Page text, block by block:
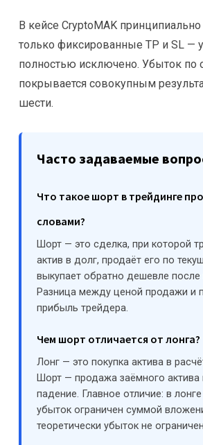
В кейсе CryptoMAK
только фиксированные TP и SL —
полностью исключено. Убыток по
покрывается совокупным
шести.
Часто задаваемые
Что такое шорт в трейдинге
словами?
Шорт — это сделка, при которой
актив в долг, продаёт его по
выкупает обратно дешевле после
Разница между ценой продажи и
прибыль трейдера.
Чем шорт отличается от лонга?
Лонг — это покупка актива в
Шорт — продажа заёмного актива
падение. Главное отличие: в
убыток ограничен суммой
теоретически убыток не